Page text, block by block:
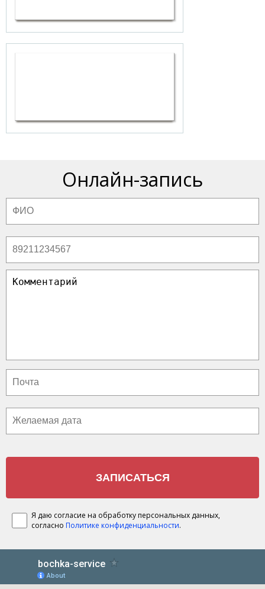
Онлайн-запись
Я даю согласие на обработку персональных данных,
согласно Политике конфиденциальности.